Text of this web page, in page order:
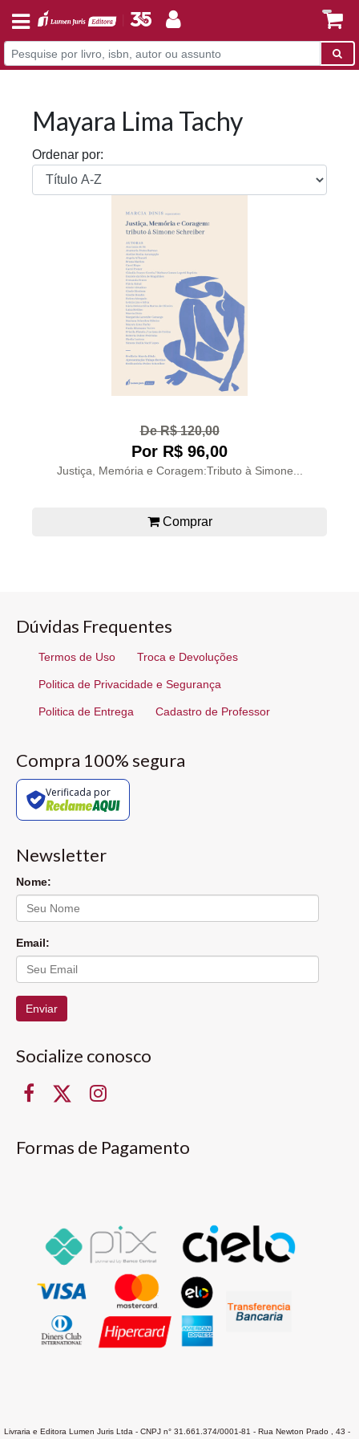
Mayara Lima Tachy
Ordenar por:
De R$ 120,00
Por R$ 96,00
Justiça, Memória e Coragem:Tributo à Simone...
Comprar
Dúvidas Frequentes
Termos de Uso Troca e Devoluções
Politica de Privacidade e Segurança
Politica de Entrega Cadastro de Professor
Compra 100% segura
Verificada por
Newsletter
Nome:
Email:
Enviar
Socialize conosco
Formas de Pagamento
Livraria e Editora Lumen Juris Ltda - CNPJ n° 31.661.374/0001-81 - Rua Newton Prado , 43 -